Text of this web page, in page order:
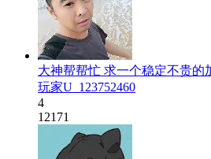
大神帮帮忙 求一个稳定不贵的
玩家U_123752460
4
12171